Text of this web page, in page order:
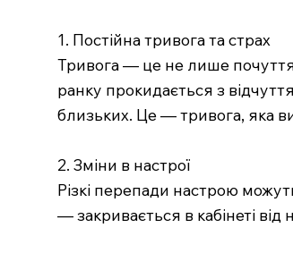
1. Постійна тривога та страх
Тривога — це не лише почуття,
ранку прокидається з
близьких. Це — тривога, яка
2. Зміни в настрої
Різкі перепади настрою
— закривається в кабінеті